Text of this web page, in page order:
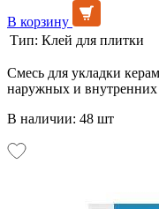
В корзину
Тип: Клей для плитки
Смесь для укладки
наружных и внутренних
В наличии: 48 шт